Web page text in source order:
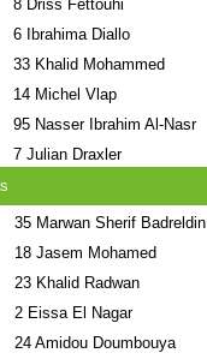
8Driss Fettouhi
6Ibrahima Diallo
33Khalid Mohammed
14Michel Vlap
95Nasser Ibrahim Al-Nasr
7Julian Draxler
35Marwan Sherif Badreldin
18Jasem Mohamed
23Khalid Radwan
2Eissa El Nagar
24Amidou Doumbouya